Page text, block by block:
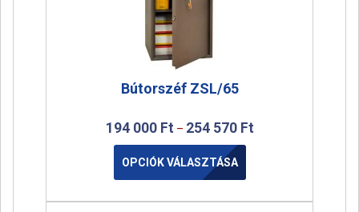
Bútorszéf ZSL/65
194 000 Ft – 254 570 Ft
OPCIÓK VÁLASZTÁSA